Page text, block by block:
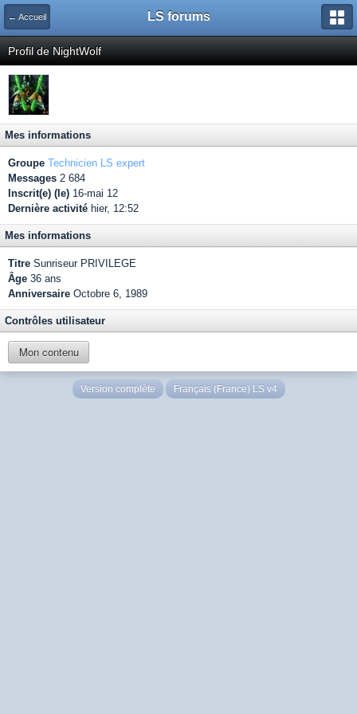
← Accueil LS forums
Profil de NightWolf
Mes informations
Groupe Technicien LS expert
Messages 2 684
Inscrit(e) (le) 16-mai 12
Dernière activité hier, 12:52
Mes informations
Titre Sunriseur PRIVILEGE
Âge 36 ans
Anniversaire Octobre 6, 1989
Contrôles utilisateur
Mon contenu
Version complète Français (France) LS v4